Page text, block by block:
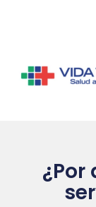
¿Por